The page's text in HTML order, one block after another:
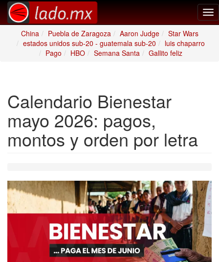
China
Puebla de Zaragoza Aaron Judge
Star Wars
estados unidos sub-20 - guatemala sub-20
luis chaparro
Pago
HBO Semana Santa Gallito feliz
Calendario Bienestar
mayo 2026: pagos,
montos y orden por letra